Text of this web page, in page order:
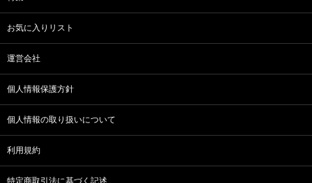
お気に入りリスト
運営会社
個人情報保護方針
個人情報の取り扱いについて
利用規約
特定商取引法に基づく記述